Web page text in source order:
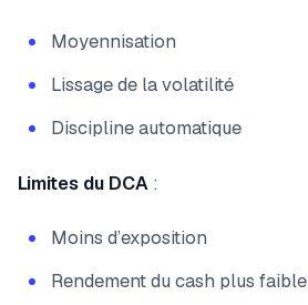
Moyennisation
Lissage de la volatilité
Discipline automatique
Limites du DCA :
Moins d’exposition
Rendement du cash plus faible